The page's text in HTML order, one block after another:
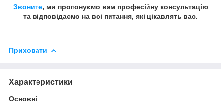
Звоните, ми пропонуємо вам професійну консультацію
та відповідаємо на всі питання, які цікавлять вас.
Приховати
Характеристики
Основні